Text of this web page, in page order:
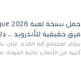
فرق حقيقية للأندرويد ..
يتوفر لمجتمع كرة القدم على
كبيرة من الألعاب عالية